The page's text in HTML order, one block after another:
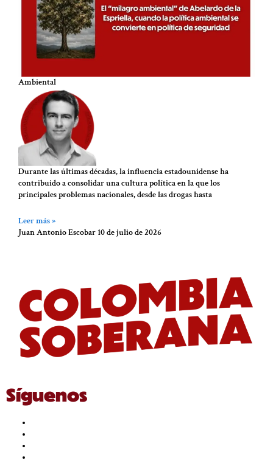
Ambiental
Durante las últimas décadas, la influencia estadounidense ha
contribuido a consolidar una cultura política en la que los
principales problemas nacionales, desde las drogas hasta
Leer más »
Juan Antonio Escobar 10 de julio de 2026
Síguenos